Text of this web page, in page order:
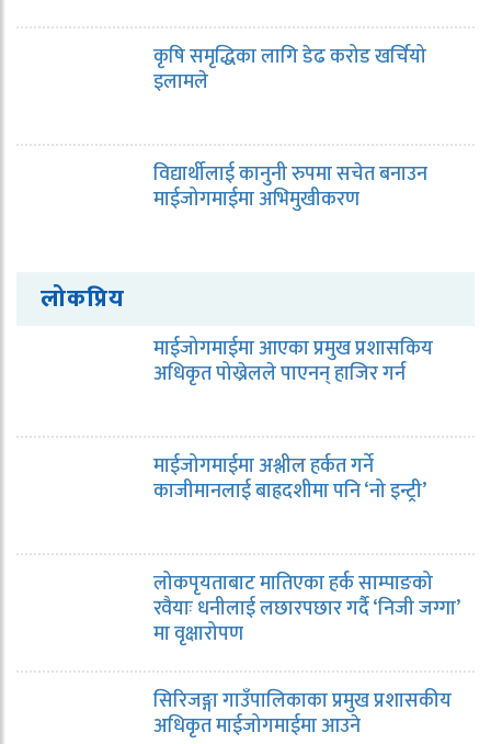
कृषि समृद्धिका लागि डेढ करोड खर्चियो
इलामले
विद्यार्थीलाई कानुनी रुपमा सचेत बनाउन
माईजोगमाईमा अभिमुखीकरण
लोकप्रिय
माईजोगमाईमा आएका प्रमुख प्रशासकिय
अधिकृत पोख्रेलले पाएनन् हाजिर गर्न
माईजोगमाईमा अश्लील हर्कत गर्ने
काजीमानलाई बाह्रदशीमा पनि ‘नो इन्ट्री’
लोकपृयताबाट मातिएका हर्क साम्पाङको
रवैयाः धनीलाई लछारपछार गर्दै ‘निजी जग्गा’
मा वृक्षारोपण
सिरिजङ्गा गाउँपालिकाका प्रमुख प्रशासकीय
अधिकृत माईजोगमाईमा आउने